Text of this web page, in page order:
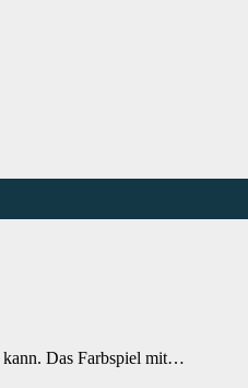
Das Farbspiel mit…